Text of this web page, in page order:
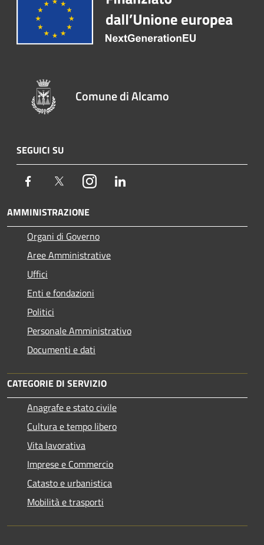
Comune di Alcamo
SEGUICI SU
Facebook TwitterInstagram
AMMINISTRAZIONE
Organi di Governo
Aree Amministrative
Uffici
Enti e fondazioni
Politici
Personale Amministrativo
Documenti e dati
CATEGORIE DI SERVIZIO
Anagrafe e stato civile
Cultura e tempo libero
Vita lavorativa
Imprese e Commercio
Catasto e urbanistica
Mobilità e trasporti